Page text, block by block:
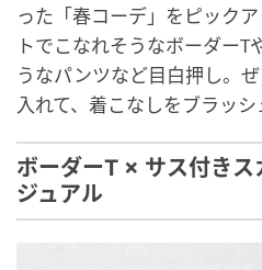
った「春コーデ」をピック
トでこなれそうなボーダーT
うなパンツなど目白押し。
入れて、着こなしをブラッシ
ボーダーT × サス付き
ジュアル